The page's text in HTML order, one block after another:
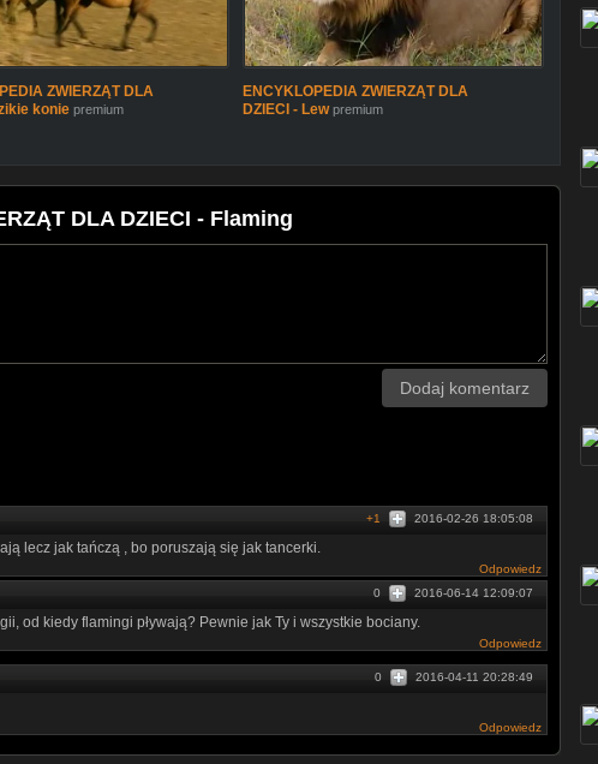
ZWIERZĄT DLA
konie premium
ENCYKLOPEDIA ZWIERZĄT DLA
DZIECI - Lew premium
DLA DZIECI - Flaming
Dodaj komentarz
2016-02-26 18:05:08
+1
lecz jak tańczą , bo poruszają się jak tancerki.
Odpowiedz
2016-06-14 12:09:07
0
od kiedy flamingi pływają? Pewnie jak Ty i wszystkie bociany.
Odpowiedz
2016-04-11 20:28:49
0
Odpowiedz